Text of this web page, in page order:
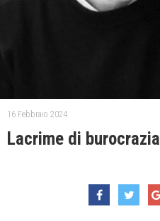
16 Febbraio 2024
Lacrime di burocrazia